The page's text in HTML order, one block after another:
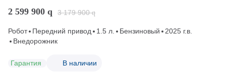
2 599 900 q 3 179 900 q
Робот Передний привод 1.5 л. Бензиновый
2025 г.в.
Внедорожник
Гарантия В наличии